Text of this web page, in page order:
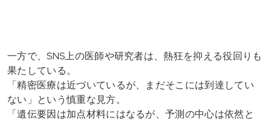
一方で、SNS上の医師や研究者は、熱狂を抑える役回りも
果たしている。
「精密医療は近づいているが、まだそこには到達してい
ない」という慎重な見方。
「遺伝要因は加点材料にはなるが、予測の中心は依然と